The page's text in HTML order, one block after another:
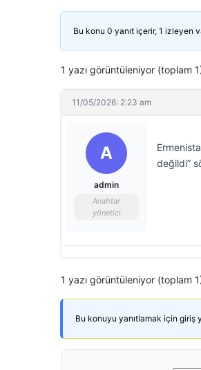
Bu konu 0 yanıt içerir, 1 izleyen
1 yazı görüntüleniyor (toplam
11/05/2026: 2:23 am
A
admin
Anahtar
yönetici
değildi”
1 yazı görüntüleniyor (toplam
Bu konuyu yanıtlamak için giriş